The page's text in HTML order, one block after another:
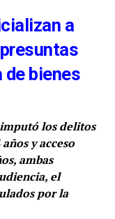
a
de bienes
los delitos
y acceso
ambas
el
por la